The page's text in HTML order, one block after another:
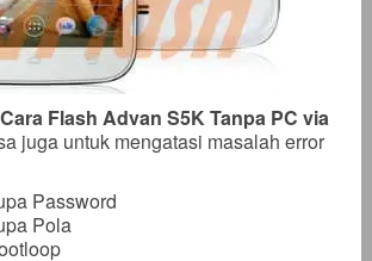
Cara Flash Advan S5K Tanpa PC via
juga untuk mengatasi masalah error
Password
Pola